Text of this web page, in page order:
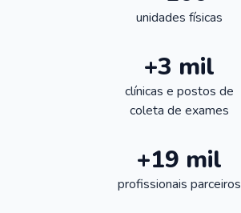
unidades físicas
+3 mil
clínicas e postos de
coleta de exames
+19 mil
profissionais parceiros